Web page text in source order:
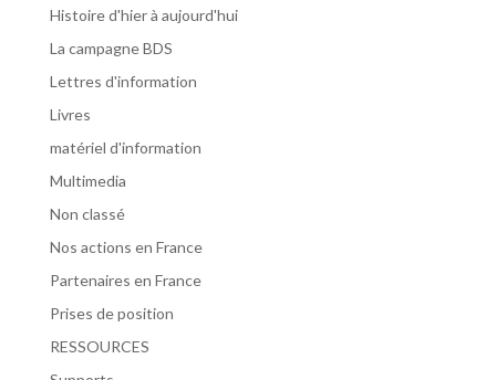
Histoire d'hier à aujourd'hui
La campagne BDS
Lettres d'information
Livres
matériel d'information
Multimedia
Non classé
Nos actions en France
Partenaires en France
Prises de position
RESSOURCES